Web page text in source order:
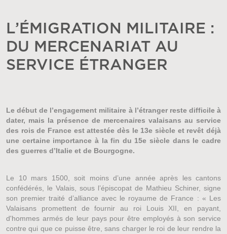
L’ÉMIGRATION MILITAIRE :
DU MERCENARIAT AU
SERVICE ÉTRANGER
Le début de l’engagement militaire à l’étranger reste difficile à
dater, mais la présence de mercenaires valaisans au service
des rois de France est attestée dès le 13e siècle et revêt déjà
une certaine importance à la fin du 15e siècle dans le cadre
des guerres d’Italie et de Bourgogne.
Le 10 mars 1500, soit moins d’une année après les cantons
confédérés, le Valais, sous l’épiscopat de Mathieu Schiner, signe
son premier traité d’alliance avec le royaume de France : « Les
Valaisans promettent de fournir au roi Louis XII, en payant,
d'hommes armés de leur pays pour être employés à son service
contre qui que ce puisse être, sans charger le roi de leur rendre la